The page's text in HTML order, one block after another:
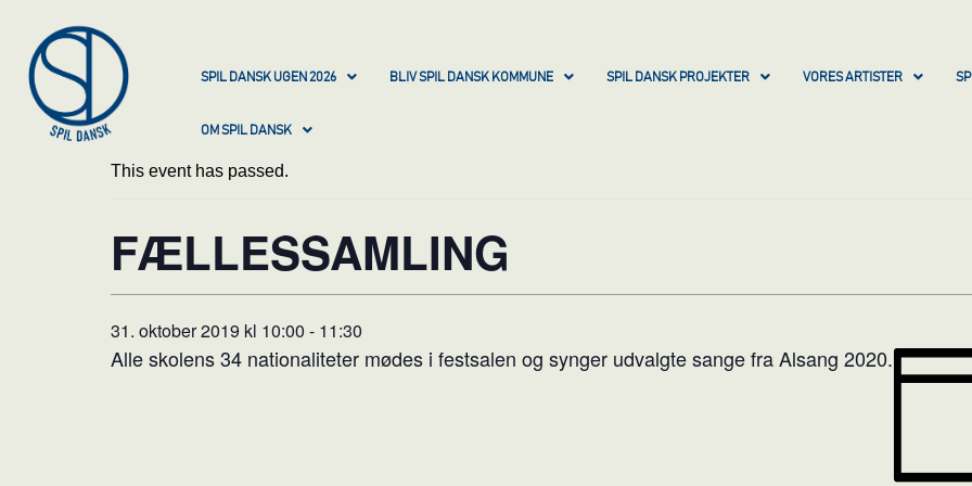
SPIL DANSK UGEN 2026 BLIV SPIL DANSK KOMMUNE SPIL DANSK PROJEKTER VORES ARTISTER
OM SPIL DANSK
This event has passed.
FÆLLESSAMLING
31. oktober 2019 kl 10:00 - 11:30
Alle skolens 34 nationaliteter mødes i festsalen og synger udvalgte sange fra Alsang 2020.